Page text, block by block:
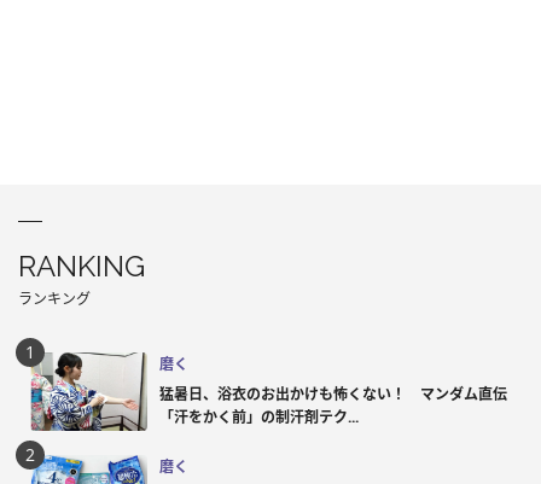
RANKING
ランキング
磨く
猛暑日、浴衣のお出かけも怖くない！ マンダム直伝
「汗をかく前」の制汗剤テク...
磨く